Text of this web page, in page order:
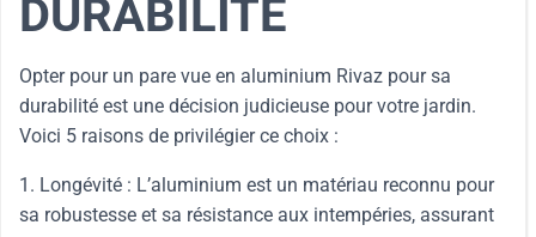
DURABILITÉ
Opter pour un pare vue en aluminium Rivaz pour sa
durabilité est une décision judicieuse pour votre jardin.
Voici 5 raisons de privilégier ce choix :
1. Longévité : L’aluminium est un matériau reconnu pour
sa robustesse et sa résistance aux intempéries, assurant